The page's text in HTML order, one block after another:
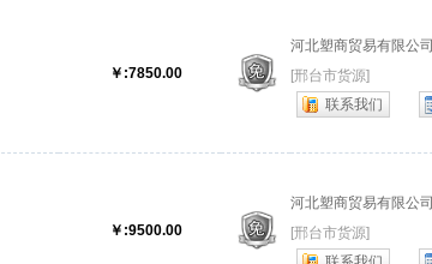
￥:7850.00
河北塑商贸易有限公司
[邢台市货源]
联系我们
￥:9500.00
河北塑商贸易有限公司
[邢台市货源]